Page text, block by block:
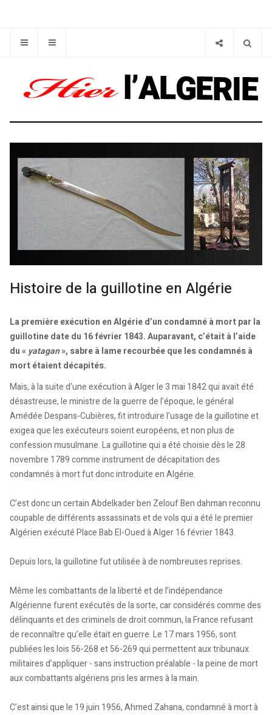
Histoire de la guillotine en Algérie
La première exécution en Algérie d’un condamné à mort par la
guillotine date du 16 février 1843. Auparavant, c’était à l’aide
du « yatagan», sabre à lame recourbée que les condamnés à
mort étaient décapités.
Mais, à la suite d'une exécution à Alger le 3 mai 1842 qui avait été
désastreuse, le ministre de la guerre de l’époque, le général
Amédée Despans-Cubières, fit introduire l’usage de la guillotine et
exigea que les exécuteurs soient européens, et non plus de
confession musulmane. La guillotine qui a été choisie dès le 28
novembre 1789 comme instrument de décapitation des
condamnés à mort fut donc introduite en Algérie.
C’est donc un certain Abdelkader ben Zelouf Ben dahman reconnu
coupable de différents assassinats et de vols qui a été le premier
Algérien exécuté Place Bab El-Oued à Alger 16 février 1843.
Depuis lors, la guillotine fut utilisée à de nombreuses reprises.
Même les combattants de la liberté et de l’indépendance
Algérienne furent exécutés de la sorte, car considérés comme des
délinquants et des criminels de droit commun, la France refusant
de reconnaître qu’elle était en guerre. Le 17 mars 1956, sont
publiées les lois 56-268 et 56-269 qui permettent aux tribunaux
militaires d’appliquer - sans instruction préalable - la peine de mort
aux combattants algériens pris les armes à la main.
C’est ainsi que le 19 juin 1956, Ahmed Zahana, condamné à mort à